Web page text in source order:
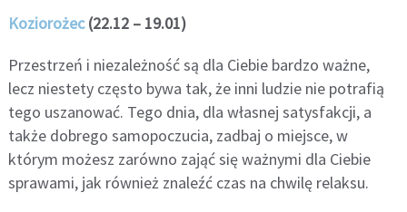
Koziorożec(22.12 – 19.01)
Przestrzeń i niezależność są dla Ciebie bardzo ważne,
lecz niestety często bywa tak, że inni ludzie nie potrafią
tego uszanować. Tego dnia, dla własnej satysfakcji, a
także dobrego samopoczucia, zadbaj o miejsce, w
którym możesz zarówno zająć się ważnymi dla Ciebie
sprawami, jak również znaleźć czas na chwilę relaksu.